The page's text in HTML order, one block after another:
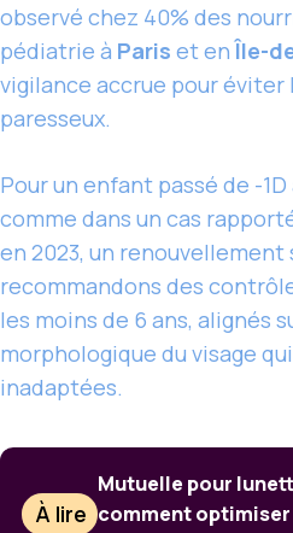
observé chez 40% des
pédiatrie à Paris et enÎle-
vigilance accrue pour éviter
paresseux.
Pour un enfant passé de -1D
comme dans un cas
en 2023, un renouvellement
recommandons des
les moins de 6 ans, alignés
morphologique du visage
inadaptées.
À lire
Mutuelle pour
comment